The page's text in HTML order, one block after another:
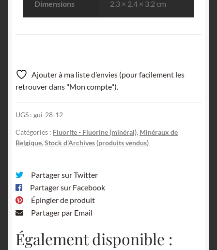
Dimensions 2.3 × 2.4 × 3.2 cm
Ajouter à ma liste d’envies (pour facilement les
retrouver dans "Mon compte").
UGS : gui-28-12
Catégories : Fluorite - Fluorine (minéral), Minéraux de
Belgique, Stock d'Archives (produits vendus)
Partager sur Twitter
Partager sur Facebook
Épingler de produit
Partager par Email
Également disponible :